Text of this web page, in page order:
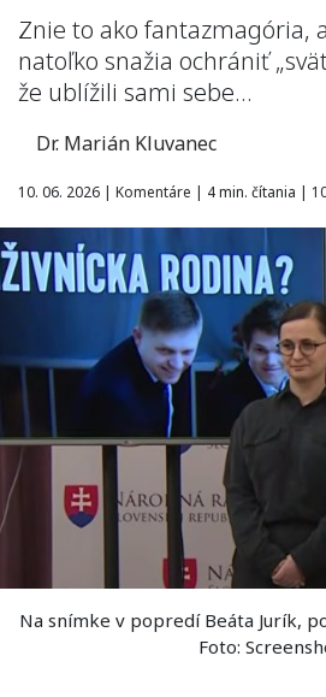
Znie to ako fantazmagória,
natoľko snažia ochrániť
že ublížili sami sebe…
Dr. Marián Kluvanec
10. 06. 2026 | Komentáre | 4 min. čítania |
Na snímke v popredí Beáta Jurík,
Foto: